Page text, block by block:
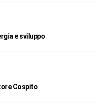
e sviluppo
Cospito